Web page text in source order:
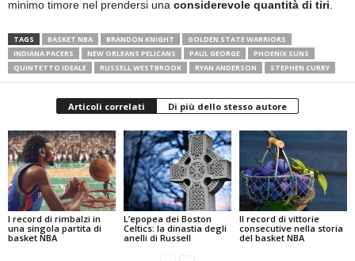
minimo timore nel prendersi una considerevole quantità di tiri
TAGS BASKET NBA BRANDON KNIGHT
GOLDEN STATE WARRIORS
INDIANA PACERS
NEW ORLEANS PELICANS PAUL GEORGE
PHOENIX SUNS
QUINTETTO IDEALE
RUSSELL WESTBROOK RYAN ANDERSON STEPHEN CURRY
Articoli correlati Di più dello stesso autore
I record di rimbalzi in
una singola partita di
basket NBA
L’epopea dei Boston
Celtics: la dinastia degli
anelli di Russell
Il record di vittorie
consecutive nella storia
del basket NBA